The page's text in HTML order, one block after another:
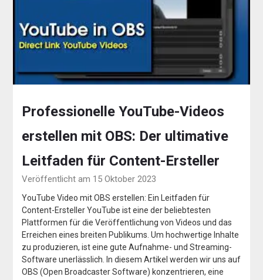
Professionelle YouTube-Videos
erstellen mit OBS: Der ultimative
Leitfaden für Content-Ersteller
Veröffentlicht am 15 Oktober 2023
YouTube Video mit OBS erstellen: Ein Leitfaden für
Content-Ersteller YouTube ist eine der beliebtesten
Plattformen für die Veröffentlichung von Videos und das
Erreichen eines breiten Publikums. Um hochwertige Inhalte
zu produzieren, ist eine gute Aufnahme- und Streaming-
Software unerlässlich. In diesem Artikel werden wir uns auf
OBS (Open Broadcaster Software) konzentrieren, eine